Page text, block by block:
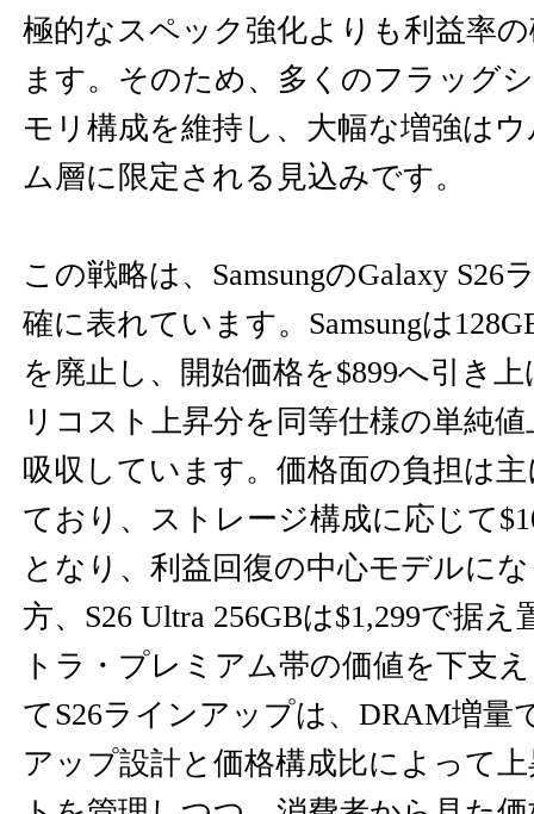
極的なスペック強化よりも利益率
ます。そのため、多くのフラッグ
モリ構成を維持し、大幅な増強は
ム層に限定される見込みです。
この戦略は、SamsungのGalaxy S26
確に表れています。Samsungは
を廃止し、開始価格を$899へ引き
リコスト上昇分を同等仕様の単純
吸収しています。価格面の負担は主
ており、ストレージ構成に応じて
となり、利益回復の中心モデルに
方、S26 Ultra 256GBは$1,299で据
トラ・プレミアム帯の価値を下支
てS26ラインアップは、DRAM増量
アップ設計と価格構成比によって